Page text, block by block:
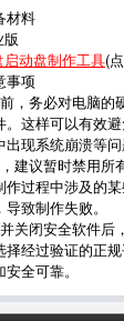
材料
版
启动盘制作工具(
事项
，务必对电脑的
。这样可以有效
现系统崩溃等问
建议暂时禁用所
过程中涉及的
致制作失败。
关闭安全软件后
经过验证的正
全可靠。